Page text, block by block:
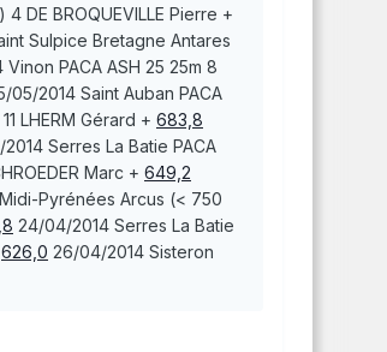
4 DE BROQUEVILLE Pierre +
Sulpice Bretagne Antares
Vinon PACA ASH 25 25m 8
05/2014 Saint Auban PACA
LHERM Gérard + 683,8
Serres La Batie PACA
Marc + 649,2
Midi-Pyrénées Arcus (< 750
24/04/2014 Serres La Batie
626,0 26/04/2014 Sisteron